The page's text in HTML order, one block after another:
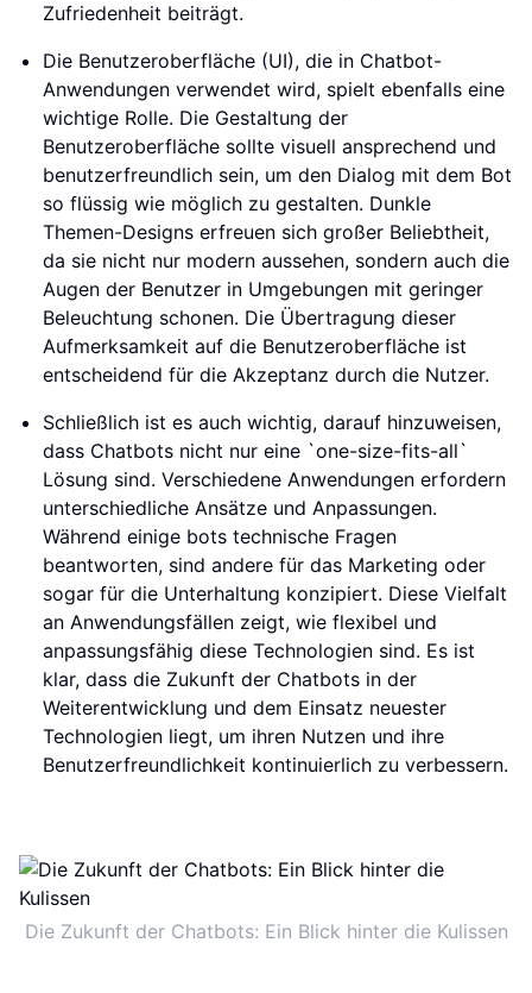
Zufriedenheit beiträgt.
Die Benutzeroberfläche (UI), die in Chatbot-
Anwendungen verwendet wird, spielt ebenfalls eine
wichtige Rolle. Die Gestaltung der
Benutzeroberfläche sollte visuell ansprechend und
benutzerfreundlich sein, um den Dialog mit dem Bot
so flüssig wie möglich zu gestalten. Dunkle
Themen-Designs erfreuen sich großer Beliebtheit,
da sie nicht nur modern aussehen, sondern auch die
Augen der Benutzer in Umgebungen mit geringer
Beleuchtung schonen. Die Übertragung dieser
Aufmerksamkeit auf die Benutzeroberfläche ist
entscheidend für die Akzeptanz durch die Nutzer.
Schließlich ist es auch wichtig, darauf hinzuweisen,
dass Chatbots nicht nur eine `one-size-fits-all`
Lösung sind. Verschiedene Anwendungen erfordern
unterschiedliche Ansätze und Anpassungen.
Während einige bots technische Fragen
beantworten, sind andere für das Marketing oder
sogar für die Unterhaltung konzipiert. Diese Vielfalt
an Anwendungsfällen zeigt, wie flexibel und
anpassungsfähig diese Technologien sind. Es ist
klar, dass die Zukunft der Chatbots in der
Weiterentwicklung und dem Einsatz neuester
Technologien liegt, um ihren Nutzen und ihre
Benutzerfreundlichkeit kontinuierlich zu verbessern.
Die Zukunft der Chatbots: Ein Blick hinter die Kulissen